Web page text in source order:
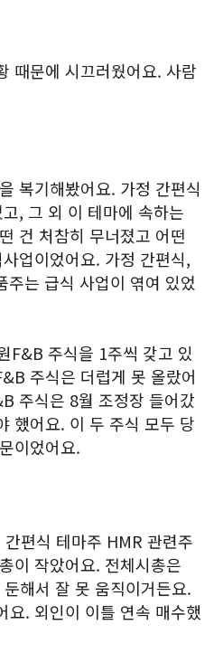
때문에 시끄러웠어요. 사람
복기해봤어요. 가정 간편식
, 그 외 이 테마에 속하는
건 처참히 무너졌고 어떤
업이었어요. 가정 간편식,
는 급식 사업이 엮여 있었
F&B 주식을 1주씩 갖고 있
주식은 더럽게 못 올랐어
주식은 8월 조정장 들어갔
했어요. 이 두 주식 모두 당
이었어요.
편식 테마주 HMR 관련주
이 작았어요. 전체시총은
해서 잘 못 움직이거든요.
요. 외인이 이틀 연속 매수했